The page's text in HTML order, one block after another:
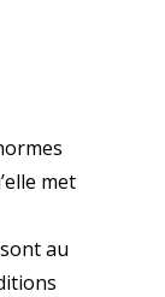
met
au